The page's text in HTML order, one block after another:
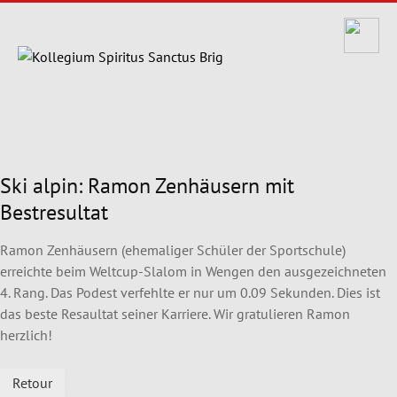
Ski alpin: Ramon Zenhäusern mit
Bestresultat
Ramon Zenhäusern (ehemaliger Schüler der Sportschule)
erreichte beim Weltcup-Slalom in Wengen den ausgezeichneten
4. Rang. Das Podest verfehlte er nur um 0.09 Sekunden. Dies ist
das beste Resaultat seiner Karriere. Wir gratulieren Ramon
herzlich!
Retour